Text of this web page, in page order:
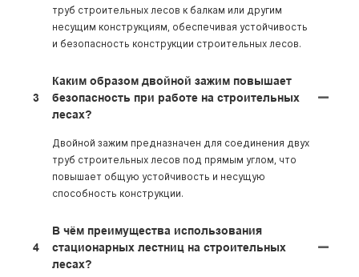
труб строительных лесов к балкам или другим
несущим конструкциям, обеспечивая устойчивость
и безопасность конструкции строительных лесов.
3
Каким образом двойной зажим повышает
безопасность при работе на строительных
лесах?
Двойной зажим предназначен для соединения двух
труб строительных лесов под прямым углом, что
повышает общую устойчивость и несущую
способность конструкции.
4
В чём преимущества использования
стационарных лестниц на строительных
лесах?